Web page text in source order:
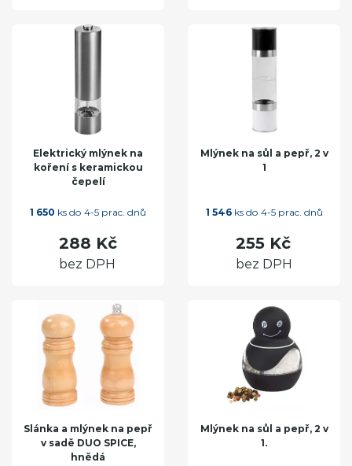
Elektrický mlýnek na
koření s keramickou
čepelí
1 650 ks do 4-5 prac. dnů
288 Kč
bez DPH
Mlýnek na sůl a pepř, 2 v
1
1 546ks do 4-5 prac. dnů
255 Kč
bez DPH
Slánka a mlýnek na pepř
v sadě DUO SPICE,
hnědá
Mlýnek na sůl a pepř, 2 v
1.